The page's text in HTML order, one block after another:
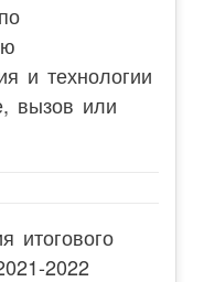
и технологии
вызов или
итогового
2022